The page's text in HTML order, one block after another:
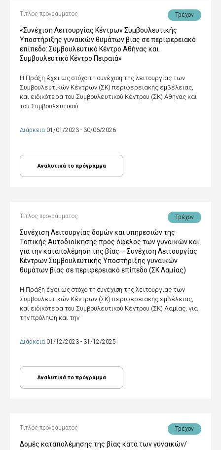
Τίτλος προγράμματος Τρέχον
«Συνέχιση Λειτουργίας Κέντρων Συμβουλευτικής
Υποστήριξης γυναικών θυμάτων βίας σε περιφερειακό
επίπεδο: Συμβουλευτικό Κέντρο Αθήνας και
Συμβουλευτικό Κέντρο Πειραιά»
Η Πράξη έχει ως στόχο τη συνέχιση της λειτουργίας των
Συμβουλευτικών Κέντρων (ΣΚ) περιφερειακής εμβέλειας,
και ειδικότερα του Συμβουλευτικού Κέντρου (ΣΚ) Αθήνας και
του Συμβουλευτικού
Διάρκεια 01/01/2023 - 30/06/2026
Αναλυτικά το πρόγραμμα
Τίτλος προγράμματος Τρέχον
Συνέχιση Λειτουργίας δομών και υπηρεσιών της
Τοπικής Αυτοδιοίκησης προς όφελος των γυναικών και
για την καταπολέμηση της βίας – Συνέχιση Λειτουργίας
Κέντρων Συμβουλευτικής Υποστήριξης γυναικών
θυμάτων βίας σε περιφερειακό επίπεδο (ΣΚ Λαμίας)
Η Πράξη έχει ως στόχο τη συνέχιση της λειτουργίας των
Συμβουλευτικών Κέντρων (ΣΚ) περιφερειακής εμβέλειας,
και ειδικότερα του Συμβουλευτικού Κέντρου (ΣΚ) Λαμίας, για
την πρόληψη και την
Διάρκεια 01/12/2023 - 31/12/2025
Αναλυτικά το πρόγραμμα
Τίτλος προγράμματος Τρέχον
Δομές καταπολέμησης της βίας κατά των γυναικών/